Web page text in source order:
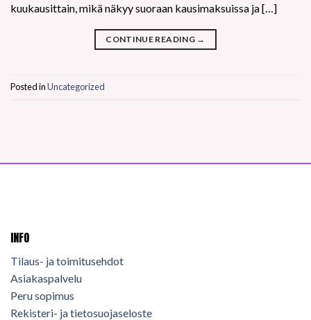
kuukausittain, mikä näkyy suoraan kausimaksuissa ja […]
CONTINUE READING →
Posted inUncategorized
INFO
Tilaus- ja toimitusehdot
Asiakaspalvelu
Peru sopimus
Rekisteri- ja tietosuojaseloste